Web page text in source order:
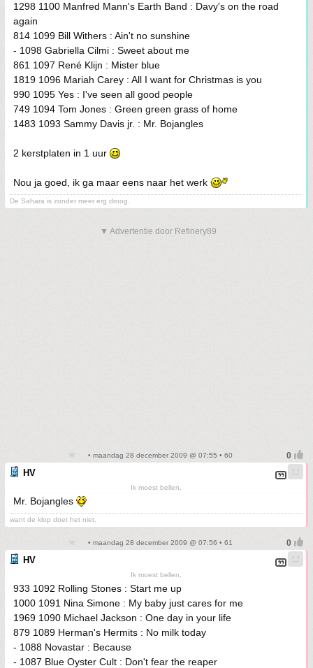
1298 1100 Manfred Mann's Earth Band : Davy's on the road
again
814 1099 Bill Withers : Ain't no sunshine
- 1098 Gabriella Cilmi : Sweet about me
861 1097 René Klijn : Mister blue
1819 1096 Mariah Carey : All I want for Christmas is you
990 1095 Yes : I've seen all good people
749 1094 Tom Jones : Green green grass of home
1483 1093 Sammy Davis jr. : Mr. Bojangles
2 kerstplaten in 1 uur
Nou ja goed, ik ga maar eens naar het werk
De Sahara is zonder meer erg droog.
▼ Advertentie door Refinery89
• maandag 28 december 2009 @ 07:55 • 60
HV
Ik moest bellen,
Mr. Bojangles
want de klop doet het niet.
• maandag 28 december 2009 @ 07:56 • 61
HV
Ik moest bellen,
933 1092 Rolling Stones : Start me up
1000 1091 Nina Simone : My baby just cares for me
1969 1090 Michael Jackson : One day in your life
879 1089 Herman's Hermits : No milk today
- 1088 Novastar : Because
- 1087 Blue Oyster Cult : Don't fear the reaper